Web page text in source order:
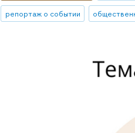
репортаж о событии